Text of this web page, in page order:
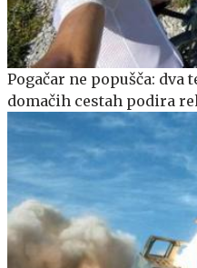
Pogačar ne popušča: dva
domačih cestah podira